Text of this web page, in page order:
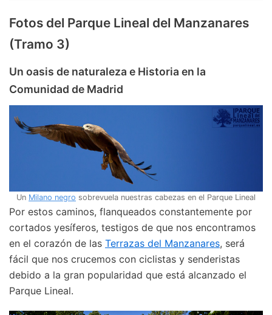
Fotos del Parque Lineal del Manzanares
(Tramo 3)
Un oasis de naturaleza e Historia en la
Comunidad de Madrid
Un Milano negro sobrevuela nuestras cabezas en el Parque Lineal
Por estos caminos, flanqueados constantemente por
cortados yesíferos, testigos de que nos encontramos
en el corazón de las Terrazas del Manzanares, será
fácil que nos crucemos con ciclistas y senderistas
debido a la gran popularidad que está alcanzado el
Parque Lineal.